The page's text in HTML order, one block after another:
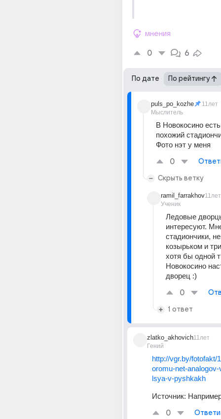
мнения
0 6
По дате По рейтингу
puls_po_kozhe
Мыслитель
11лет
В Новокосино
похожий
Фото нэт у меня
0
Скрыть ветку
ramil_farrakhov
Ученик
11лет
Ледовые
интересуют.
стадиончики,
козырьком и
хотя бы одной
Новокосино
дворец :)
0
1 ответ
zlatko_akhovich
Гений
11лет
http://vgr.by/fotofakt/
oromu-net-
lsya-v-pyshkakh
Источник:
0